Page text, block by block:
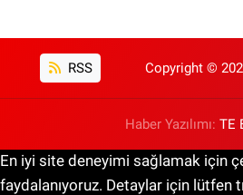
RSS Copyright ©
Haber Yazılımı: TE
En iyi site deneyimi sağlamak için
faydalanıyoruz. Detaylar için lütfen